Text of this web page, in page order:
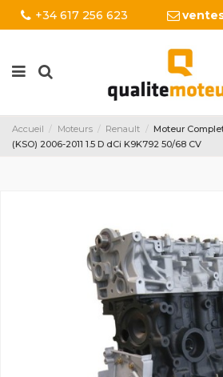
+34 617 256 623
Accueil Moteurs Renault
Moteur
(KSO) 2006-2011 1.5 D dCi K9K792 50/68 CV